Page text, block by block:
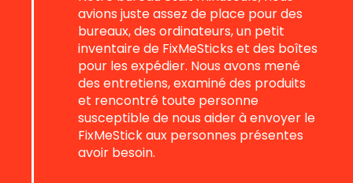
avions juste assez de place pour des
bureaux, des ordinateurs, un petit
inventaire de FixMeSticks et des boîtes
pour les expédier. Nous avons mené
des entretiens, examiné des produits
et rencontré toute personne
susceptible de nous aider à envoyer le
FixMeStick aux personnes présentes
avoir besoin.